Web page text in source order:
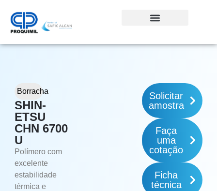
Borracha
SHIN-
ETSU
CHN 6700
U
Polímero com
excelente
estabilidade
térmica e
Solicitar
amostra
Faça
uma
cotação
Ficha
técnica